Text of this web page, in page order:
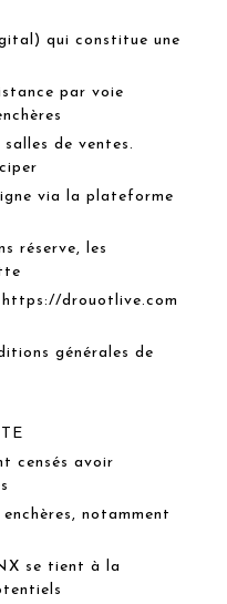
qui constitue une
par voie
de ventes.
via la plateforme
réserve, les
drouotlive.com
générales de
censés avoir
notamment
se tient à la